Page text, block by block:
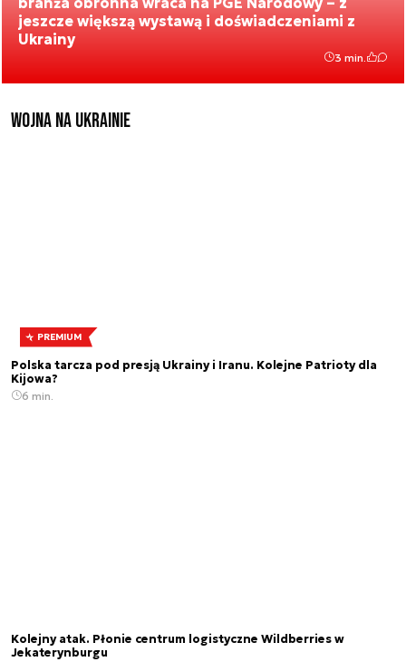
jeszcze większą wystawą i doświadczeniami z
Ukrainy
3 min.
Wojna na Ukrainie
PREMIUM
Polska tarcza pod presją Ukrainy i Iranu. Kolejne Patrioty dla
Kijowa?
6 min.
Kolejny atak. Płonie centrum logistyczne Wildberries w
Jekaterynburgu